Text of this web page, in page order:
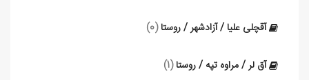
آقچلی علیا / آزادشهر / روستا (0)
آق لر / مراوه تپه / روستا (1)